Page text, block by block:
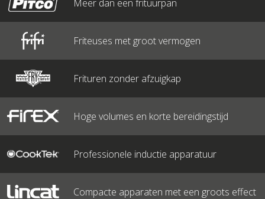
Meer dan een frituurpan
Friteuses met groot vermogen
Frituren zonder afzuigkap
Hoge volumes en korte bereidingstijd
Professionele inductie apparatuur
Compacte apparaten met een groots effect